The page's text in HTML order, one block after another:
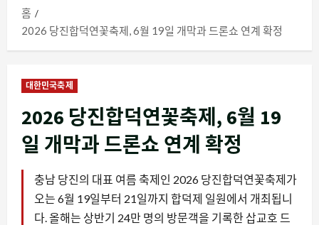
메
뉴
홈
2026 당진합덕연꽃축제, 6월 19일 개막과 드론쇼 연계 확정
대한민국축제
2026 당진합덕연꽃축제, 6월 19
일 개막과 드론쇼 연계 확정
충남 당진의 대표 여름 축제인 2026 당진합덕연꽃축제가
오는 6월 19일부터 21일까지 합덕제 일원에서 개최됩니
다. 올해는 상반기 24만 명의 방문객을 기록한 삽교호 드